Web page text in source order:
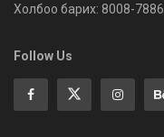
Холбоо барих: 8008-7886
Follow Us